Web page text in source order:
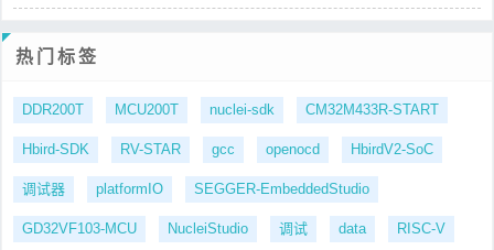
热门标签
DDR200T MCU200T nuclei-sdk CM32M433R-START
Hbird-SDK RV-STAR gcc openocd HbirdV2-SoC
调试器 platformIO SEGGER-EmbeddedStudio
GD32VF103-MCU NucleiStudio 调试 data RISC-V